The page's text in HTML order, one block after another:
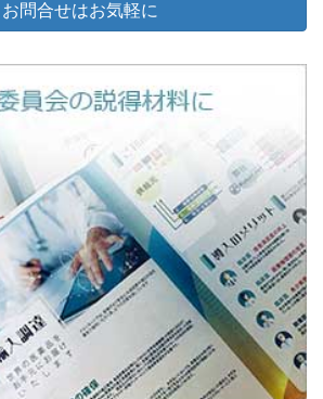
お問合せはお気軽に